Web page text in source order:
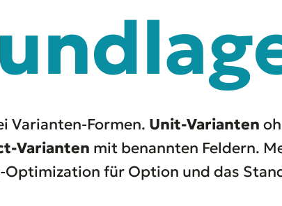
Varianten-Formen. Unit-Varianten
Varianten mit benannten Feldern.
für Option und das